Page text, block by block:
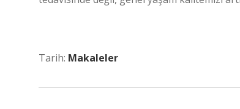
Tarih: Makaleler